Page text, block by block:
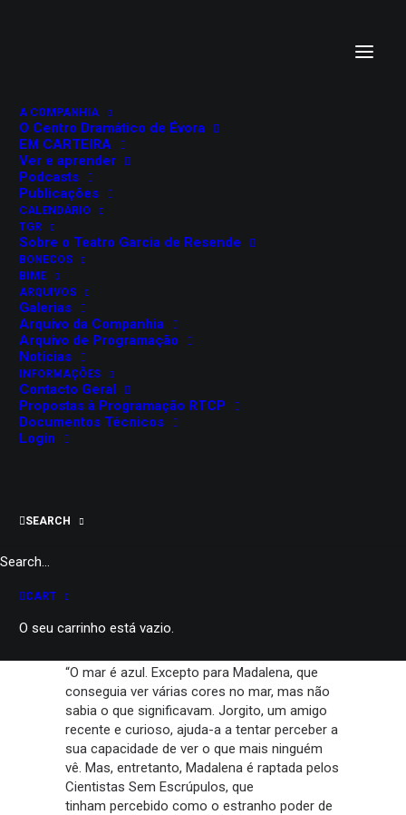
A COMPANHIA
O Centro Dramático de Évora
EM CARTEIRA
Ver e aprender
Podcasts
Publicações
CALENDÁRIO
TGR
Sobre o Teatro Garcia de Resende
BONECOS
BIME
ARQUIVOS
Galerias
Arquivo da Companhia
Arquivo de Programação
Notícias
INFORMAÇÕES
Contacto Geral
Propostas à Programação RTCP
Documentos Técnicos
Login
SEARCH
CART
O seu carrinho está vazio.
VER&APRENDER: A
MENINA QUE VIA O
MAR DE VÁRIAS CORES
26 e 27 de outubro, 2025
Salão Nobre do Teatro Garcia de Resende
“O mar é azul. Excepto para Madalena, que
conseguia ver várias cores no mar, mas não
sabia o que significavam. Jorgito, um amigo
recente e curioso, ajuda-a a tentar perceber a
sua capacidade de ver o que mais ninguém
vê. Mas, entretanto, Madalena é raptada pelos
Cientistas Sem Escrúpulos, que
tinham percebido como o estranho poder de